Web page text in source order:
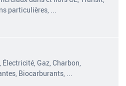
particulières, ...
Gaz, Charbon,
Biocarburants,